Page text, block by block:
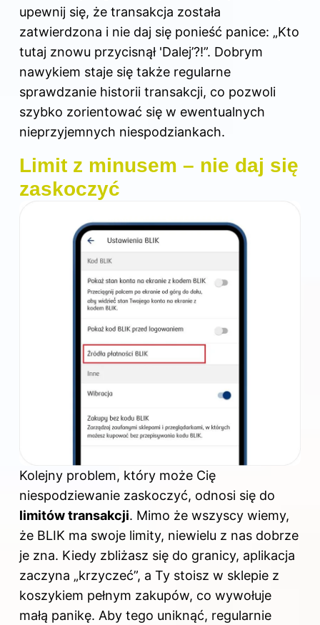
upewnij się, że transakcja została
zatwierdzona i nie daj się ponieść panice: „Kto
tutaj znowu przycisnął 'Dalej’?!”. Dobrym
nawykiem staje się także regularne
sprawdzanie historii transakcji, co pozwoli
szybko zorientować się w ewentualnych
nieprzyjemnych niespodziankach.
Limit z minusem – nie daj się
zaskoczyć
Kolejny problem, który może Cię
niespodziewanie zaskoczyć, odnosi się do
limitów transakcji. Mimo że wszyscy wiemy,
że BLIK ma swoje limity, niewielu z nas dobrze
je zna. Kiedy zbliżasz się do granicy, aplikacja
zaczyna „krzyczeć”, a Ty stoisz w sklepie z
koszykiem pełnym zakupów, co wywołuje
małą panikę. Aby tego uniknąć, regularnie